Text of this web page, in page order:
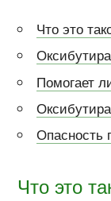
Что это
Помогает
Опасность
Что это